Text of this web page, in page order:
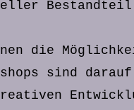
die
sind